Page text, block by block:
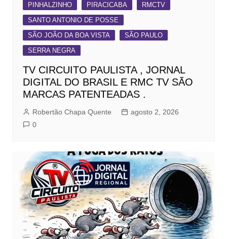
PINHALZINHO
PIRACICABA
RMCTV
SANTO ANTONIO DE POSSE
SÃO JOÃO DA BOA VISTA
SÃO PAULO
SERRA NEGRA
TV CIRCUITO PAULISTA , JORNAL
DIGITAL DO BRASIL E RMC TV SÃO
MARCAS PATENTEADAS .
Robertão Chapa Quente
agosto 2, 2026
0